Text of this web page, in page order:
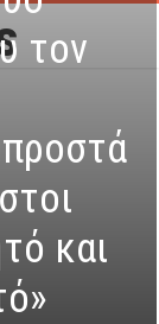
τον
και